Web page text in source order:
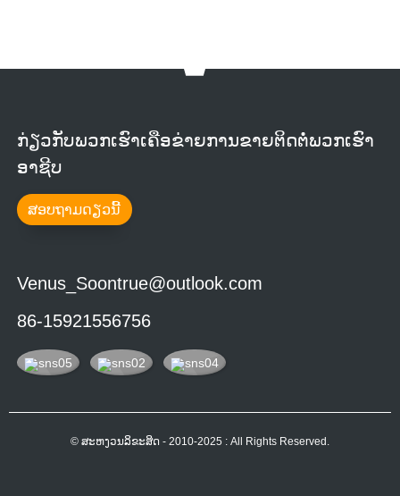
ກ່ຽວກັບພວກເຮົາເຄືອຂ່າຍການຂາຍຕິດຕໍ່ພວກເຮົາ
ອາຊີບ
ສອບຖາມດຽວນີ້
Venus_Soontrue@outlook.com
86-15921556756
© ສະຫງວນລິຂະສິດ - 2010-2025 : All Rights Reserved.